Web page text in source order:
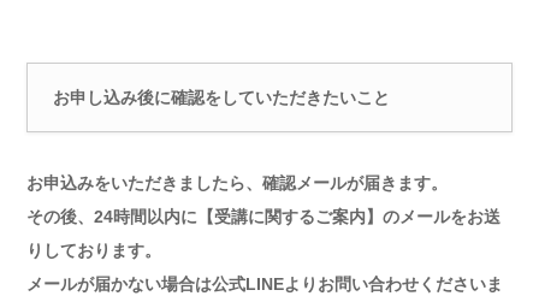
お申し込み後に確認をしていただきたいこと
お申込みをいただきましたら、確認メールが届きます。
その後、24時間以内に【受講に関するご案内】のメールをお送
りしております。
メールが届かない場合は公式LINEより お問い合わせくださいま